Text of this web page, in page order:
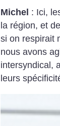
Michel : Ici,
la région, et
si on respirait
nous avons
intersyndical,
leurs